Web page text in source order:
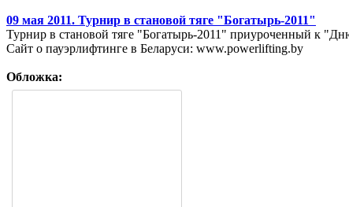
09 мая 2011. Турнир в становой тяге "Богатырь-2011"
Турнир в становой тяге "Богатырь-2011" приуроченный к
Сайт о пауэрлифтинге в Беларуси: www.powerlifting.by
Обложка: